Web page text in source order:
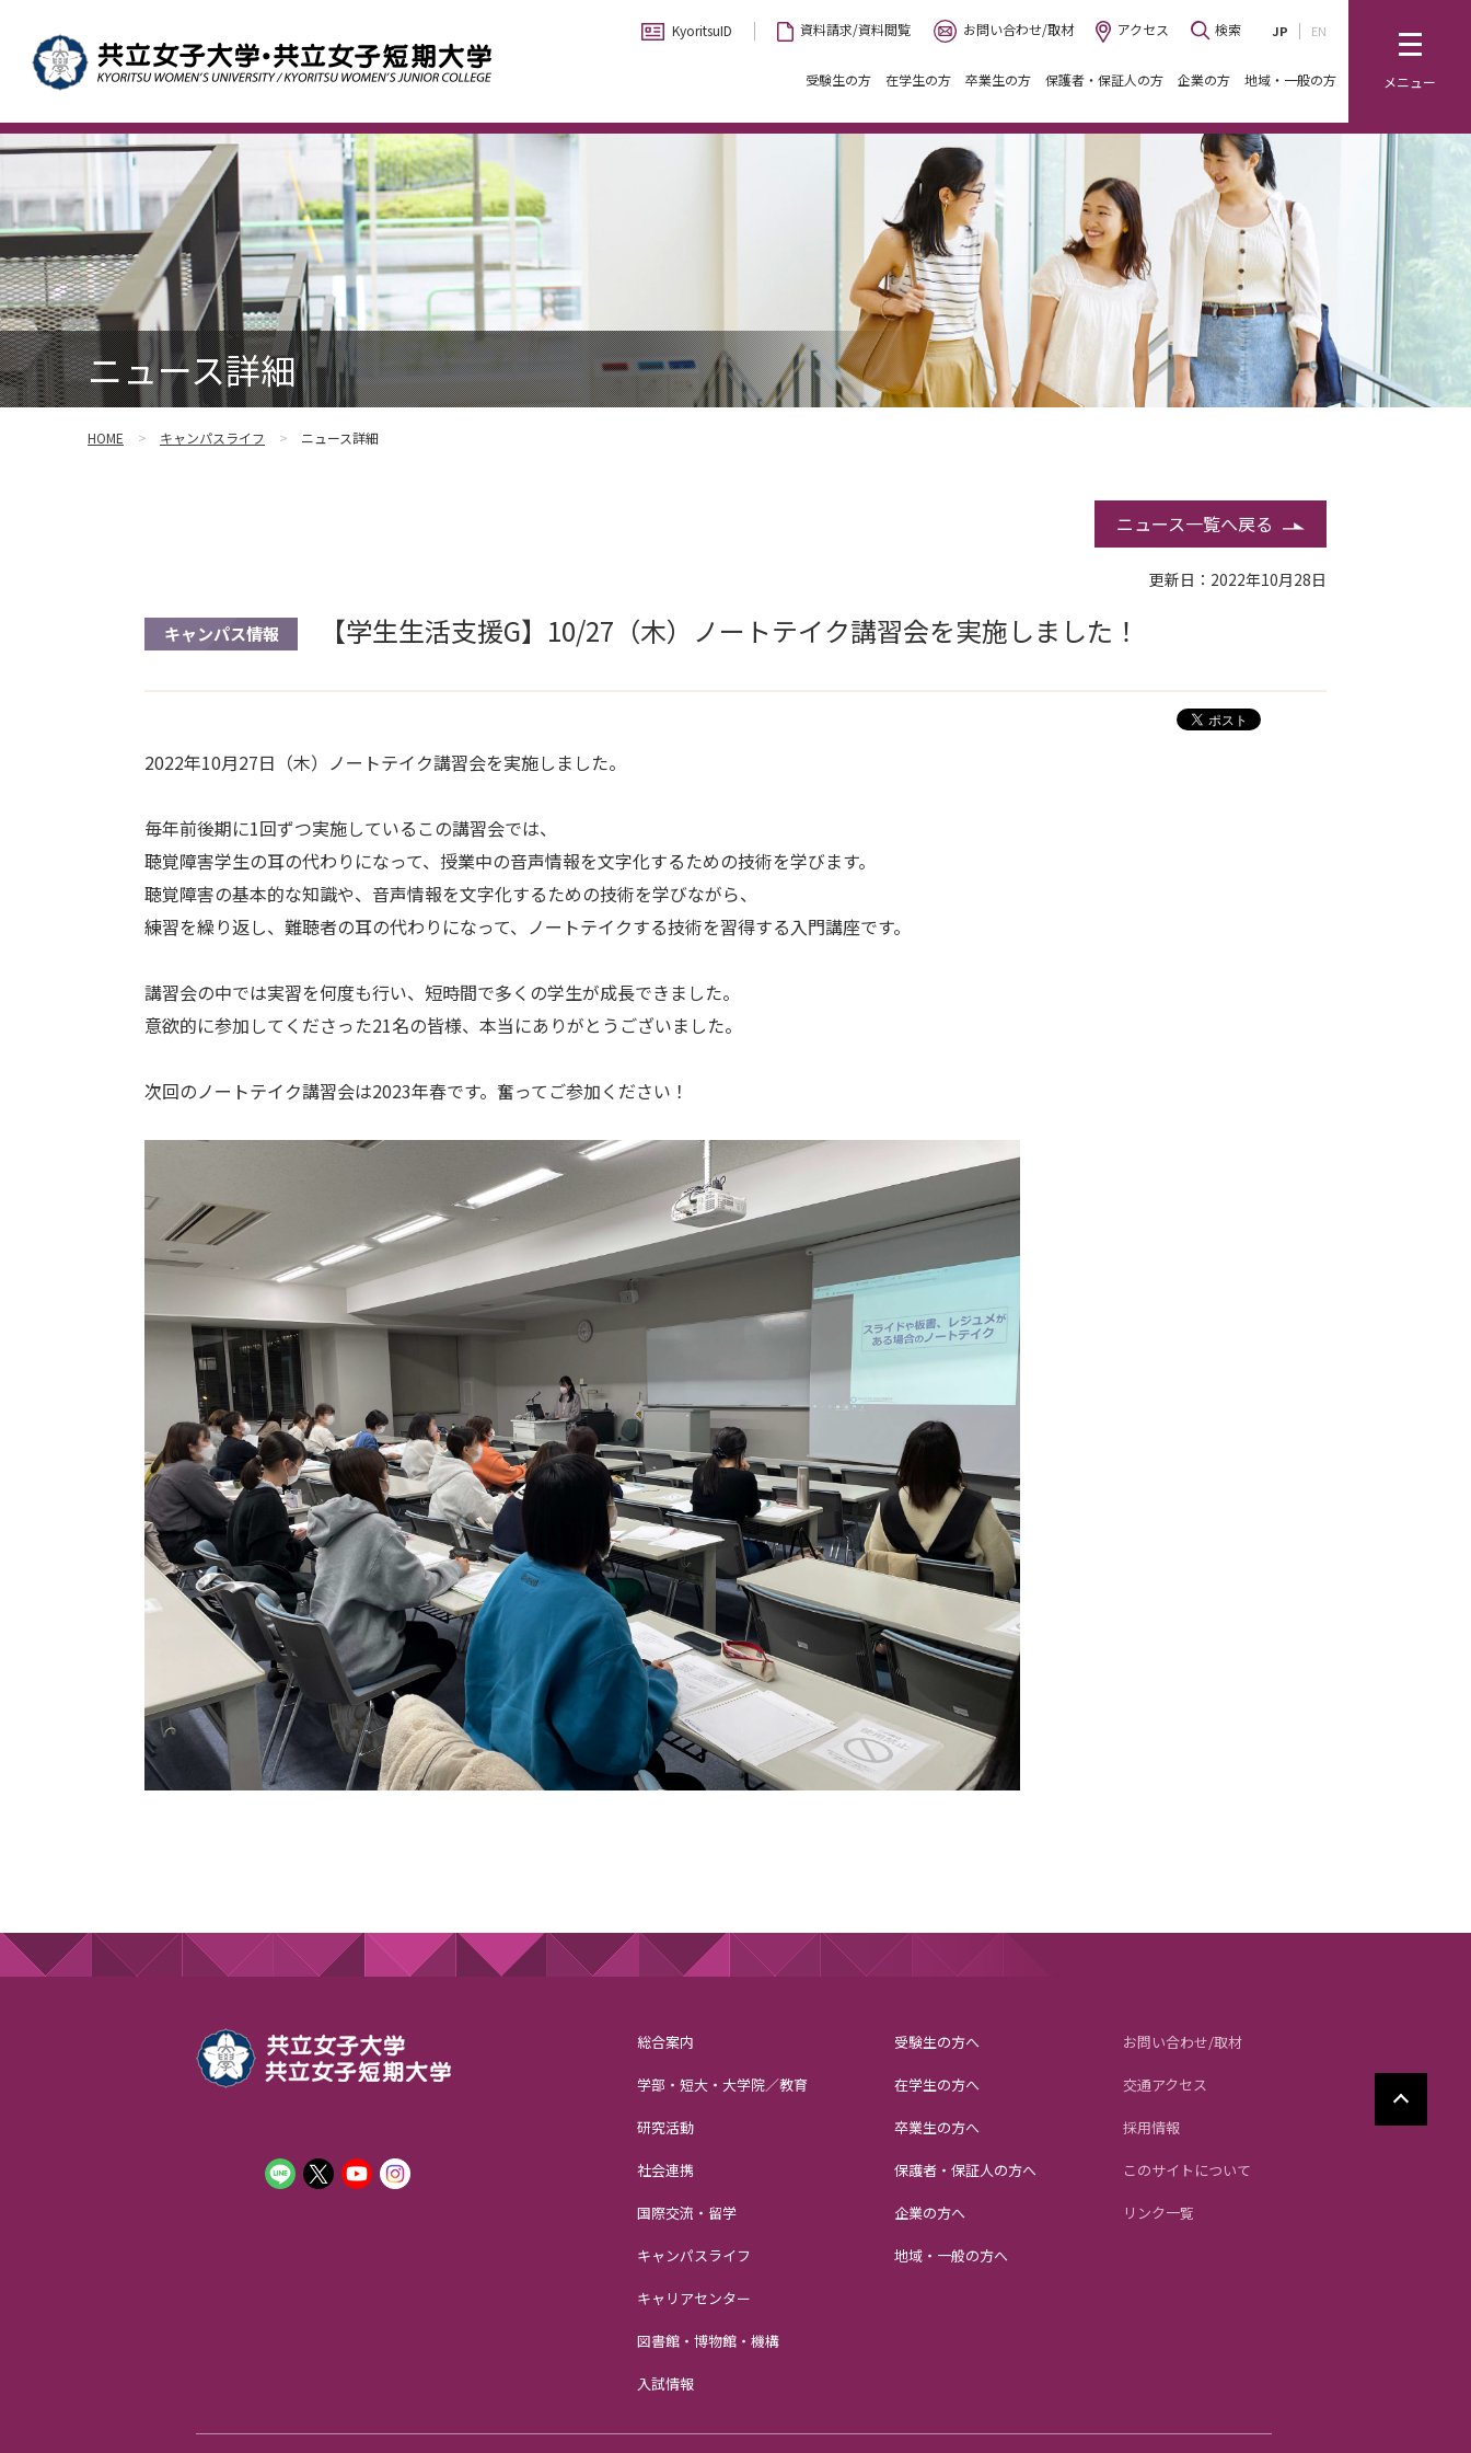
メニュー
検索 JP EN
KyoritsuID 資料請求/資料閲覧 お問い合わせ/取材 アクセス
受験生の方 在学生の方 卒業生の方 保護者・保証人の方 企業の方 地域・一般の方
ニュース詳細
HOME キャンパスライフ ニュース詳細
ニュース一覧へ戻る
更新日：2022年10月28日
キャンパス情報 【学生生活支援G】10/27（木）ノートテイク講習会を実施しました！
2022年10月27日（木）ノートテイク講習会を実施しました。
毎年前後期に1回ずつ実施しているこの講習会では、
聴覚障害学生の耳の代わりになって、授業中の音声情報を文字化するための技術を学びます。
聴覚障害の基本的な知識や、音声情報を文字化するための技術を学びながら、
練習を繰り返し、難聴者の耳の代わりになって、ノートテイクする技術を習得する入門講座です。
講習会の中では実習を何度も行い、短時間で多くの学生が成長できました。
意欲的に参加してくださった21名の皆様、本当にありがとうございました。
次回のノートテイク講習会は2023年春です。奮ってご参加ください！
総合案内
学部・短大・大学院／教育
研究活動
社会連携
国際交流・留学
キャンパスライフ
キャリアセンター
図書館・博物館・機構
入試情報
受験生の方へ
在学生の方へ
卒業生の方へ
保護者・保証人の方へ
企業の方へ
地域・一般の方へ
お問い合わせ/取材
交通アクセス
採用情報
このサイトについて
リンク一覧